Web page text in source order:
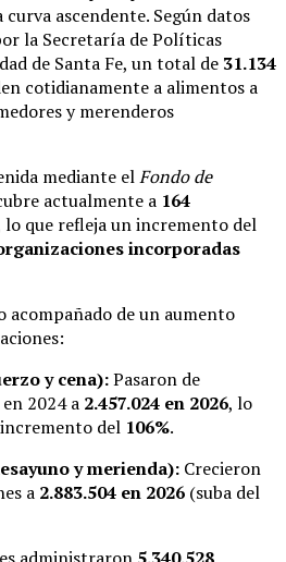
ascendente. Según datos
la Secretaría de Políticas
de Santa Fe, un total de 31.134
cotidianamente a alimentos a
y merenderos
mediante elFondo de
actualmente a 164
lo que refleja un incremento del
incorporadas
de un aumento
y cena):Pasaron de
2024 a 2.457.024 en 2026, lo
del 106%.
y merienda): Crecieron
a 2.883.504 en 2026 (suba del